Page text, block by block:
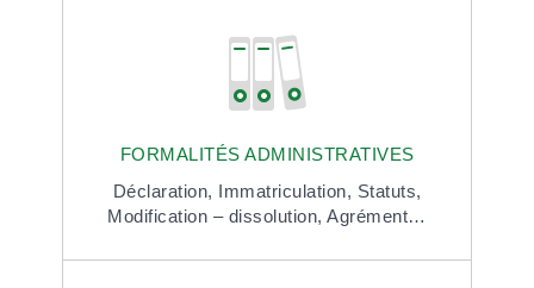
FORMALITÉS ADMINISTRATIVES
Déclaration, Immatriculation, Statuts,
Modification – dissolution,Agrément…